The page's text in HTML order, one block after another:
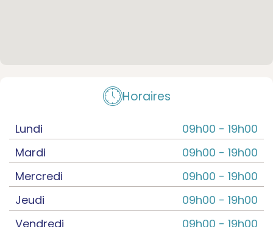
Horaires
Lundi 09h00 - 19h00
Mardi
09h00 - 19h00
Mercredi
09h00 - 19h00
Jeudi
09h00 - 19h00
Vendredi
09h00 - 19h00